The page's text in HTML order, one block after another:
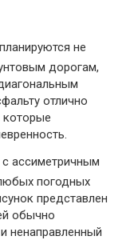
не
дорогам,
отлично
ассиметричным
погодных
представлен
обычно
ненаправленный